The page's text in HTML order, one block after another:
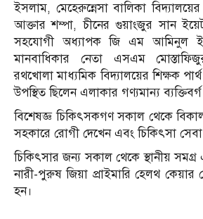
ইসলাম, মেহেরুন্নেসা বালিকা বিদ্যালয়ের
আক্তার শম্পা, চীনের গুয়াংজুর সান ইয়েট
সহযোগী অধ্যাপক জি এম আমিনুল
মানবাধিকার নেতা এসএম
রথখোলা মাধ্যমিক বিদ্যালয়ের শিক্ষক
উপস্থিত ছিলেন এলাকার গণ্যমান্য
বিশেষজ্ঞ চিকিৎসকগণ সকাল থেকে
সহকারে রোগী দেখেন এবং চিকিৎসা সেবা
চিকিৎসার জন‍্য সকাল থেকে স্থানীয় সমগ্র
নারী-পুরুষ জিয়া প্রাইমারি হেলথ কেয়ার
হন।